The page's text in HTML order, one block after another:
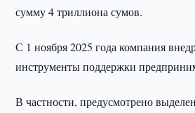
сумму 4 триллиона сумов.
С 1 ноября 2025 года компания
инструменты поддержки
В частности, предусмотрено